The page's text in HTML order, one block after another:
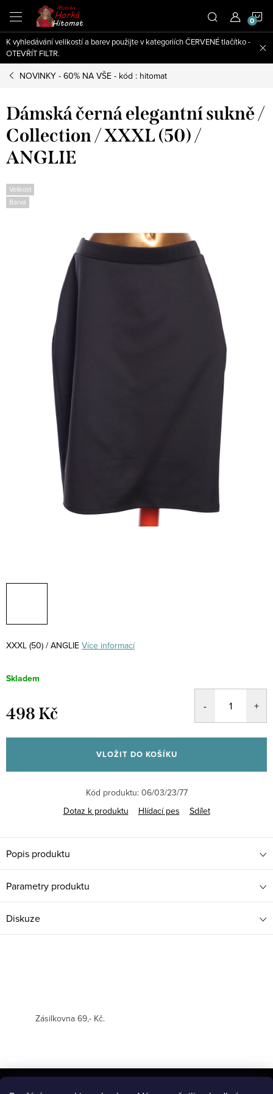
obsah
K vyhledávání velikostí a barev použijte v kategoriích ČERVENÉ tlačítko -
OTEVŘÍT FILTR.
NOVINKY - 60% NA VŠE - kód : hitomat
Dámská černá elegantní sukně /
Collection / XXXL (50) /
ANGLIE
Velikost
Barva
XXXL (50) / ANGLIE Více informací
Skladem
498 Kč
cena:
VLOŽIT DO KOŠÍKU
Kód produktu: 06/03/23/77
Dotaz k produktu
Hlídací pes Sdílet
Popis produktu
Parametry produktu
Diskuze
Zásilkovna 69,- Kč.
Z